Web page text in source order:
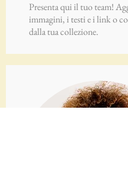
Presenta qui il tuo team!
immagini, i testi e i link o
dalla tua collezione.